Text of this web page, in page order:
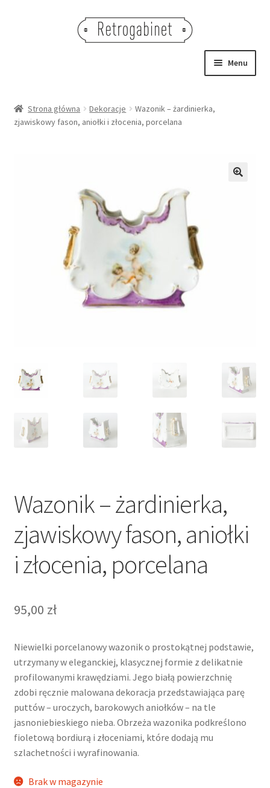
Menu
OBRAZY
Strona główna Dekoracje
Wazonik – żardinierka,
zjawiskowy fason, aniołki i złocenia, porcelana
Wazonik – żardinierka,
zjawiskowy fason, aniołki
i złocenia, porcelana
95,00 zł
Niewielki porcelanowy wazonik o prostokątnej podstawie,
utrzymany w eleganckiej, klasycznej formie z delikatnie
profilowanymi krawędziami. Jego białą powierzchnię
zdobi ręcznie malowana dekoracja przedstawiająca parę
puttów – uroczych, barokowych aniołków – na tle
jasnoniebieskiego nieba. Obrzeża wazonika podkreślono
fioletową bordiurą i złoceniami, które dodają mu
szlachetności i wyrafinowania.
Brak w magazynie